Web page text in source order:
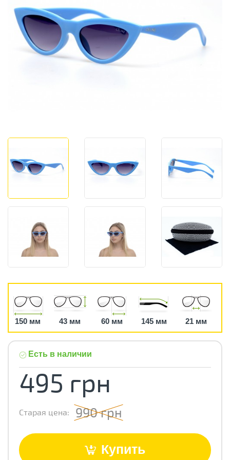
150 мм 43 мм 60 мм 145 мм 21 мм
Есть в наличии
495 грн
Старая цена: 990 грн
Купить